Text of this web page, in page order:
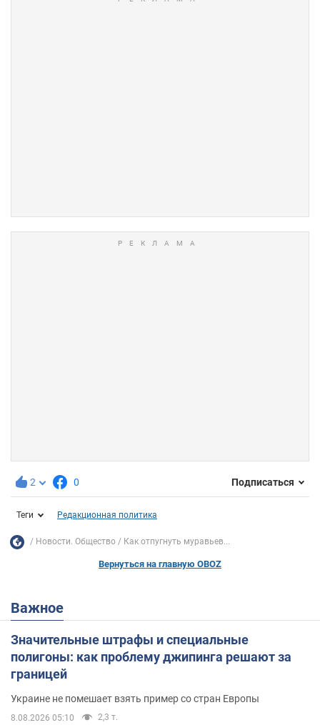
2 0 Подписаться
Теги Редакционная политика
Новости. Общество Как отпугнуть муравьев...
Вернуться на главную OBOZ
Важное
Значительные штрафы и специальные
полигоны: как проблему джипинга решают за
границей
Украине не помешает взять пример со стран Европы
8.08.2026 05:10 2,3 т.